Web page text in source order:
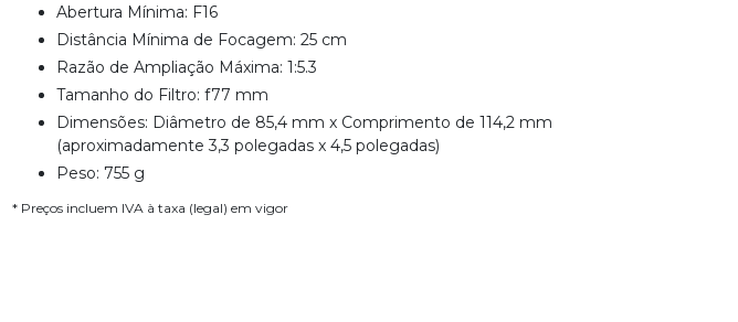
Abertura Mínima: F16
Distância Mínima de Focagem: 25 cm
Razão de Ampliação Máxima: 1:5.3
Tamanho do Filtro: f77 mm
Dimensões: Diâmetro de 85,4 mm x Comprimento de 114,2 mm
(aproximadamente 3,3 polegadas x 4,5 polegadas)
Peso: 755 g
* Preços incluem IVA à taxa (legal) em vigor